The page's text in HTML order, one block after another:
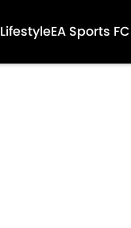
LifestyleEA Sports